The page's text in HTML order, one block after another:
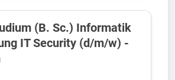
(B. Sc.) Informatik
IT Security (d/m/w) -